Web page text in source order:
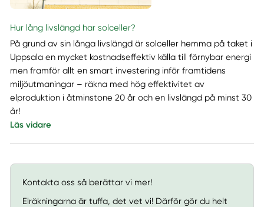
Hur lång livslängd har solceller?
På grund av sin långa livslängd är solceller hemma på taket i
Uppsala en mycket kostnadseffektiv källa till förnybar energi
men framför allt en smart investering inför framtidens
miljöutmaningar – räkna med hög effektivitet av
elproduktion i åtminstone 20 år och en livslängd på minst 30
år!
Läs vidare
Kontakta oss så berättar vi mer!
Elräkningarna är tuffa, det vet vi! Därför gör du helt